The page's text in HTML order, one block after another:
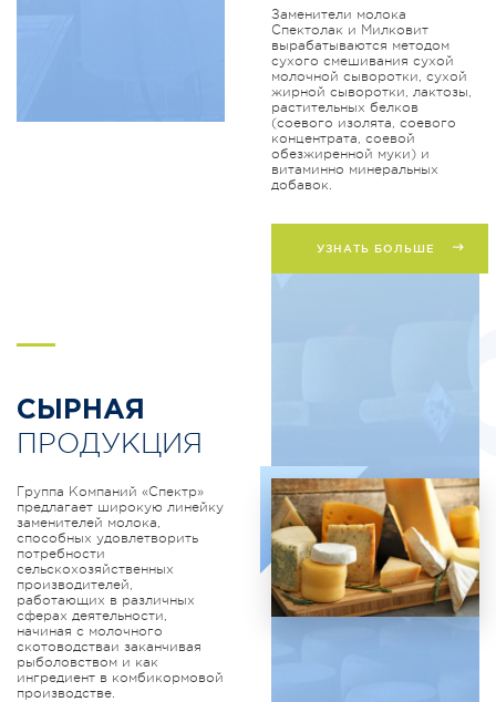
Заменители молока
Спектолак и Милковит
вырабатываются методом
сухого смешивания сухой
молочной сыворотки, сухой
жирной сыворотки, лактозы,
растительных белков
(соевого изолята, соевого
концентрата, соевой
обезжиренной муки) и
витаминно минеральных
добавок.
УЗНАТЬ БОЛЬШЕ
СЫРНАЯ
ПРОДУКЦИЯ
Группа Компаний «Спектр»
предлагает широкую линейку
заменителей молока,
способных удовлетворить
потребности
сельскохозяйственных
производителей,
работающих в различных
сферах деятельности,
начиная с молочного
скотоводстваи заканчивая
рыболовством и как
ингредиент в комбикормовой
производстве.